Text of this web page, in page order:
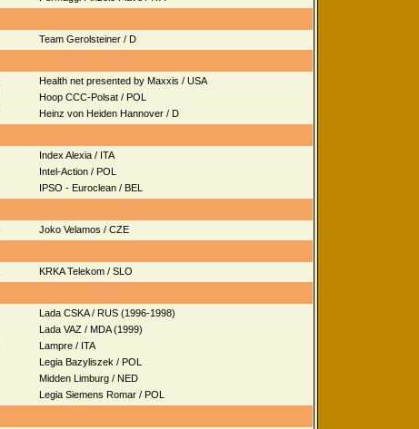
Team Gerolsteiner / D
Health net presented by Maxxis / USA
Hoop CCC-Polsat / POL
Heinz von Heiden Hannover / D
Index Alexia / ITA
Intel-Action / POL
IPSO - Euroclean / BEL
Joko Velamos / CZE
KRKA Telekom / SLO
Lada CSKA / RUS (1996-1998)
Lada VAZ / MDA (1999)
Lampre / ITA
Legia Bazyliszek / POL
Midden Limburg / NED
Legia Siemens Romar / POL